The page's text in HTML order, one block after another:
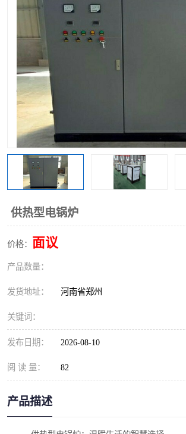
供热型电锅炉
价格： 面议
产品数量：
发货地址： 河南省郑州
关键词：
发布日期： 2026-08-10
阅 读 量： 82
产品描述